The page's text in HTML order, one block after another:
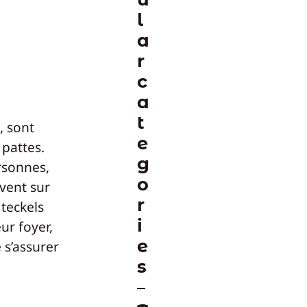
sont
sur
foyer,
l
a
r
c
a
t
e
g
o
r
i
e
s